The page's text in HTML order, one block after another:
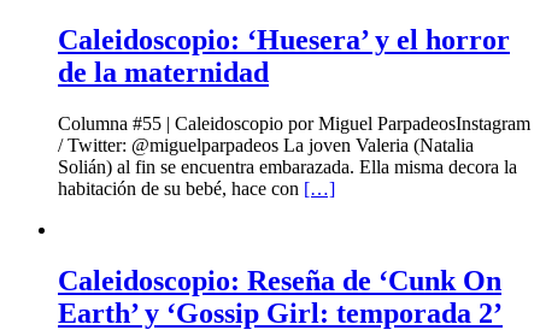
Caleidoscopio: ‘Huesera’ y el horror
de la maternidad
Columna #55 | Caleidoscopio por Miguel ParpadeosInstagram
/ Twitter: @miguelparpadeos La joven Valeria (Natalia
Solián) al fin se encuentra embarazada. Ella misma decora la
habitación de su bebé, hace con […]
Caleidoscopio: Reseña de ‘Cunk On
Earth’ y ‘Gossip Girl: temporada 2’